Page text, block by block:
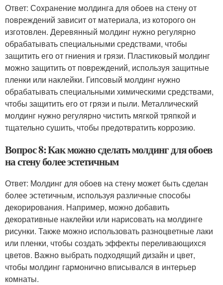
Ответ: Сохранение молдинга для обоев на стену от
повреждений зависит от материала, из которого он
изготовлен. Деревянный молдинг нужно регулярно
обрабатывать специальными средствами, чтобы
защитить его от гниения и грязи. Пластиковый молдинг
можно защитить от повреждений, используя защитные
пленки или наклейки. Гипсовый молдинг нужно
обрабатывать специальными химическими средствами,
чтобы защитить его от грязи и пыли. Металлический
молдинг нужно регулярно чистить мягкой тряпкой и
тщательно сушить, чтобы предотвратить коррозию.
Вопрос 8: Как можно сделать молдинг для обоев
на стену более эстетичным
Ответ: Молдинг для обоев на стену может быть сделан
более эстетичным, используя различные способы
декорирования. Например, можно добавить
декоративные наклейки или нарисовать на молдинге
рисунки. Также можно использовать разноцветные лаки
или пленки, чтобы создать эффекты переливающихся
цветов. Важно выбрать подходящий дизайн и цвет,
чтобы молдинг гармонично вписывался в интерьер
комнаты.